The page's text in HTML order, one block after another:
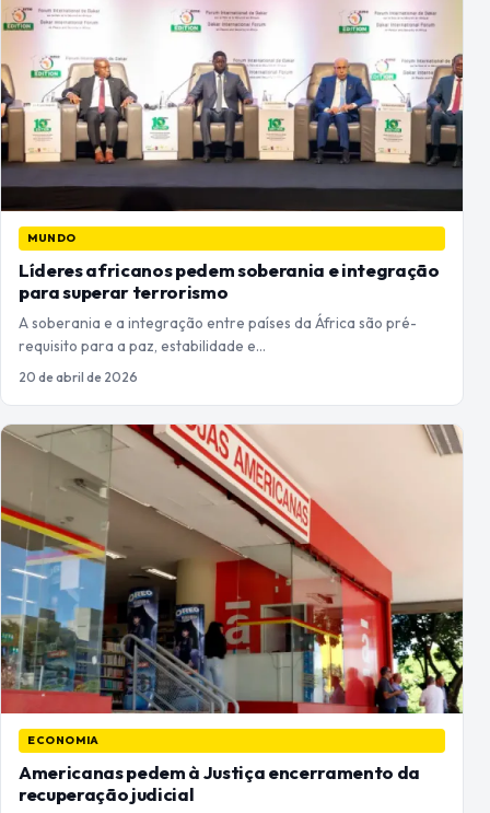
MUNDO
Líderes africanos pedem soberania e integração
para superar terrorismo
A soberania e a integração entre países da África são pré-
requisito para a paz, estabilidade e…
20 de abril de 2026
ECONOMIA
Americanas pedem à Justiça encerramento da
recuperação judicial